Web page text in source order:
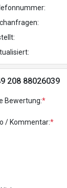
208 88026039
Bewertung:*
/ Kommentar:*